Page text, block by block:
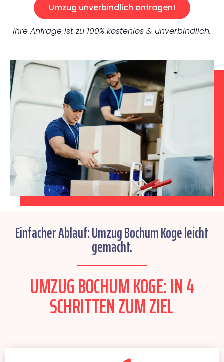
Umzug unverbindlich anfragen!
Ihre Anfrage ist zu 100% kostenlos & unverbindlich.
Einfacher Ablauf: Umzug Bochum Koge leicht
gemacht.
UMZUG BOCHUM KOGE: IN 4
SCHRITTEN ZUM ZIEL